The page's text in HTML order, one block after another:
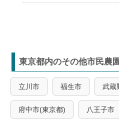
東京都内のその他市民農
立川市 福生市 武蔵
府中市(東京都) 八王子市